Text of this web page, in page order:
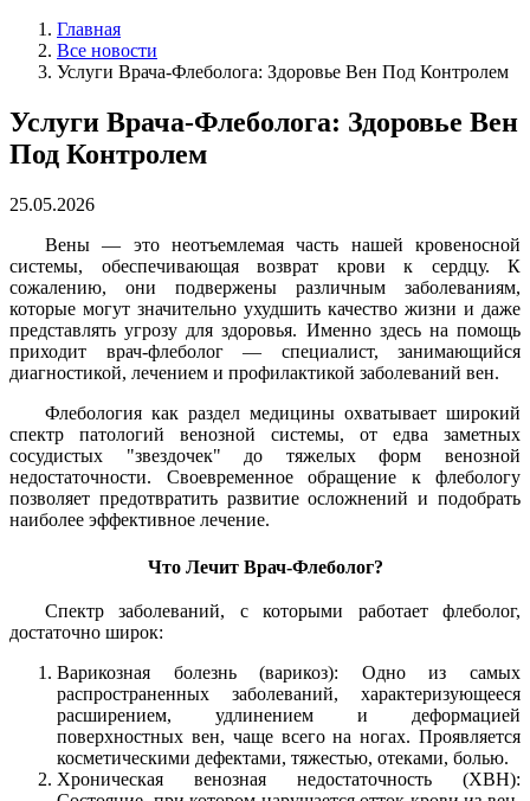
Главная
Все новости
Услуги Врача-Флеболога: Здоровье Вен Под Контролем
Услуги Врача-Флеболога: Здоровье Вен
Под Контролем
25.05.2026
Вены — это неотъемлемая часть нашей кровеносной
системы, обеспечивающая возврат крови к сердцу. К
сожалению, они подвержены различным заболеваниям,
которые могут значительно ухудшить качество жизни и даже
представлять угрозу для здоровья. Именно здесь на помощь
приходит врач-флеболог — специалист, занимающийся
диагностикой, лечением и профилактикой заболеваний вен.
Флебология как раздел медицины охватывает широкий
спектр патологий венозной системы, от едва заметных
сосудистых "звездочек" до тяжелых форм венозной
недостаточности. Своевременное обращение к флебологу
позволяет предотвратить развитие осложнений и подобрать
наиболее эффективное лечение.
Что Лечит Врач-Флеболог?
Спектр заболеваний, с которыми работает флеболог,
достаточно широк:
Варикозная болезнь (варикоз): Одно из самых
распространенных заболеваний, характеризующееся
расширением, удлинением и деформацией
поверхностных вен, чаще всего на ногах. Проявляется
косметическими дефектами, тяжестью, отеками, болью.
Хроническая венозная недостаточность (ХВН):